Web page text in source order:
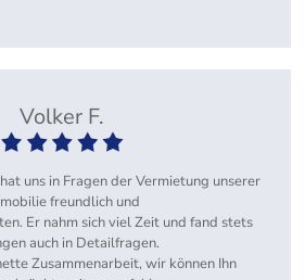
Volker F.
uns in Fragen der Vermietung unserer
freundlich und
Er nahm sich viel Zeit und fand stets
auch in Detailfragen.
Zusammenarbeit, wir können Ihn